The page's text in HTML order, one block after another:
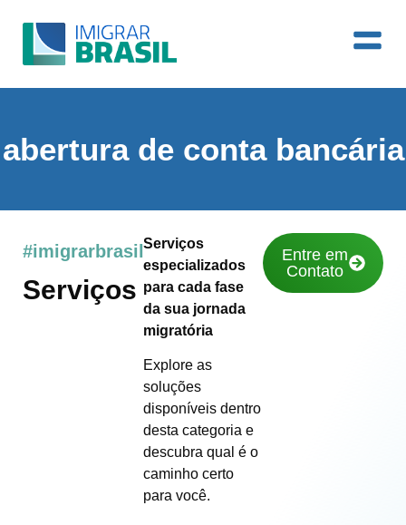
abertura de conta bancária
#imigrarbrasil
Serviços
Serviços
especializados
para cada fase
da sua jornada
migratória
Explore as
soluções
disponíveis dentro
desta categoria e
descubra qual é o
caminho certo
para você.
Entre em
Contato